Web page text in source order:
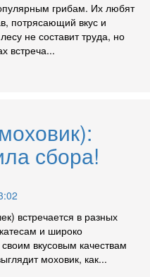
грибам. Их любят
потрясающий вкус и
не составит труда, но
встреча...
сбора!
встречается в разных
и широко
вкусовым качествам
моховик, как...